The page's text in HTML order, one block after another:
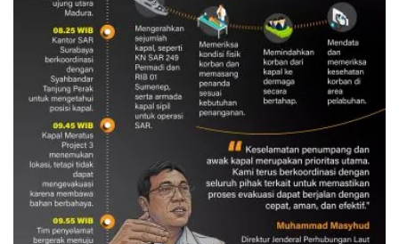
Evakuasi korban kebakaran KM
Mutiara Sentosa 2